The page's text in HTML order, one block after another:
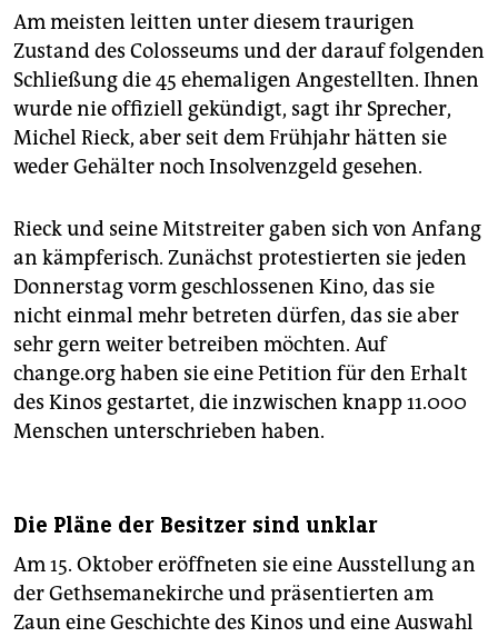
Am meisten leitten unter diesem traurigen
Zustand des Colosseums und der darauf folgenden
Schließung die 45 ehemaligen Angestellten. Ihnen
wurde nie offiziell gekündigt, sagt ihr Sprecher,
Michel Rieck, aber seit dem Frühjahr hätten sie
weder Gehälter noch Insolvenzgeld gesehen.
Rieck und seine Mitstreiter gaben sich von Anfang
an kämpferisch. Zunächst protestierten sie jeden
Donnerstag vorm geschlossenen Kino, das sie
nicht einmal mehr betreten dürfen, das sie aber
sehr gern weiter betreiben möchten. Auf
change.org haben sie eine Petition für den Erhalt
des Kinos gestartet, die inzwischen knapp 11.000
Menschen unterschrieben haben.
Die Pläne der Besitzer sind unklar
Am 15. Oktober eröffneten sie eine Ausstellung an
der Gethsemanekirche und präsentierten am
Zaun eine Geschichte des Kinos und eine Auswahl